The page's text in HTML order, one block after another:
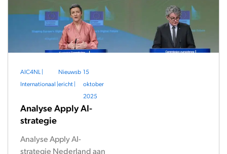
AIC4NL |
Internationaal |
Nieuwsb
ericht|
15
oktober
2025
Analyse Apply AI-
strategie
Analyse Apply AI-
strategie Nederland aan